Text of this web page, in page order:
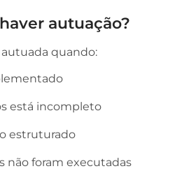
autuação?
quando:
está incompleto
estruturado
não foram executadas